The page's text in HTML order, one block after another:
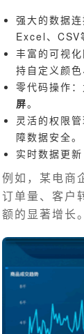
强大的数据
Excel、CSV
丰富的可视
持自定义颜
零代码操作
屏。
灵活的权限
障数据安全。
实时数据更
例如，某电商
订单量、客户
额的显著增长。